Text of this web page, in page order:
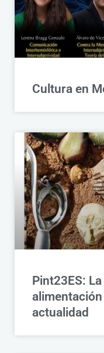
Cultura en
Pint23ES:
actualidad